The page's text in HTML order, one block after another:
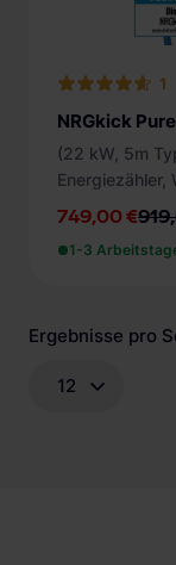
1
(22 kW, 5m
Energiezähler,
749,00 €
1-3
Ergebnisse pro
12